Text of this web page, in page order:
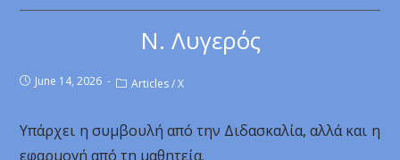
Ν. Λυγερός
June 14, 2026 Articles / X
Υπάρχει η συμβουλή από την Διδασκαλία, αλλά και η
εφαρμογή από τη μαθητεία.